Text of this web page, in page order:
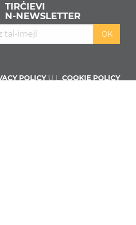
TIRĊIEVI
N‑NEWSLETTER
POLICYU L-COOKIE POLICY